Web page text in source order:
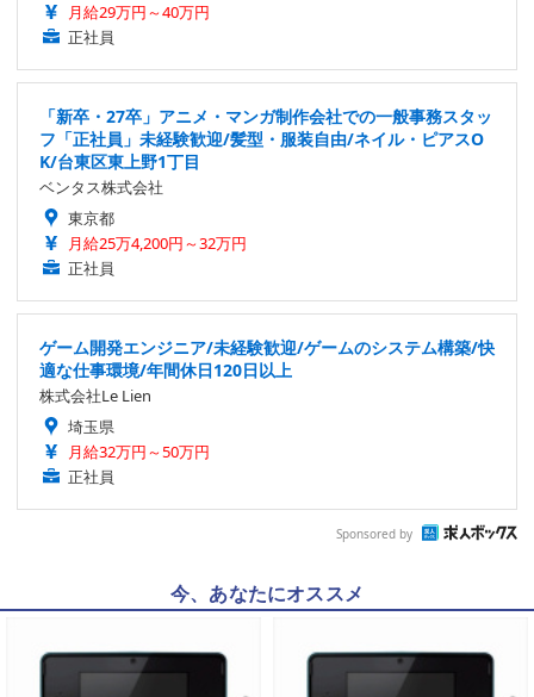
月給29万円～40万円
正社員
「新卒・27卒」アニメ・マンガ制作会社での一般事務スタッ
フ「正社員」未経験歓迎/髪型・服装自由/ネイル・ピアスO
K/台東区東上野1丁目
ベンタス株式会社
東京都
月給25万4,200円～32万円
正社員
ゲーム開発エンジニア/未経験歓迎/ゲームのシステム構築/快
適な仕事環境/年間休日120日以上
株式会社Le Lien
埼玉県
月給32万円～50万円
正社員
Sponsored by
今、あなたにオススメ